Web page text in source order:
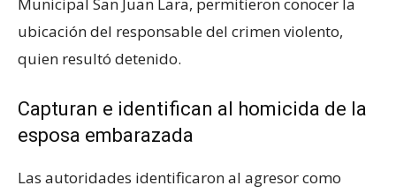
ubicación del responsable del crimen violento,
quien resultó detenido.
Capturan e identifican al homicida de la
esposa embarazada
Las autoridades identificaron al agresor como